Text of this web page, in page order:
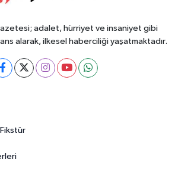
adalet, hürriyet ve insaniyet gibi
alarak, ilkesel haberciliği yaşatmaktadır.